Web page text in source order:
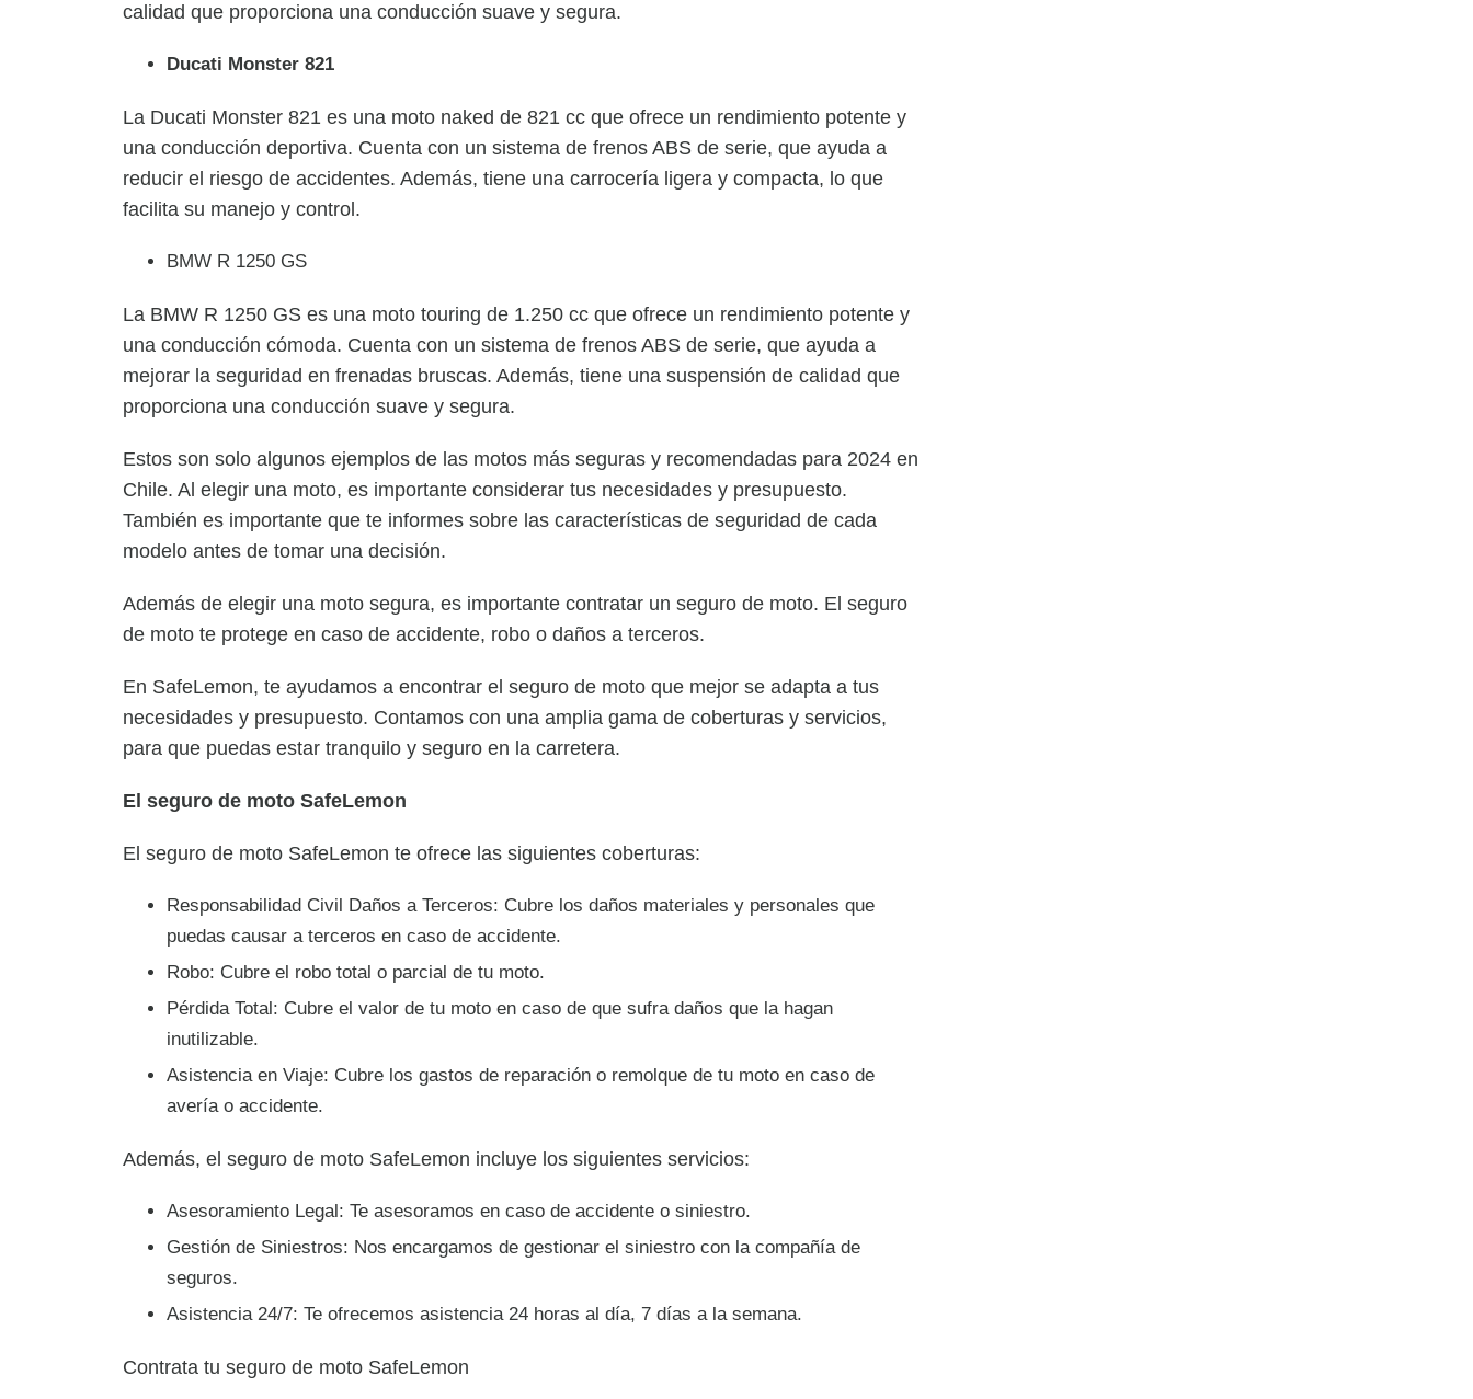
calidad que proporciona una conducción suave y segura.
Ducati Monster 821
La Ducati Monster 821 es una moto naked de 821 cc que ofrece un rendimiento potente y
una conducción deportiva. Cuenta con un sistema de frenos ABS de serie, que ayuda a
reducir el riesgo de accidentes. Además, tiene una carrocería ligera y compacta, lo que
facilita su manejo y control.
BMW R 1250 GS
La BMW R 1250 GS es una moto touring de 1.250 cc que ofrece un rendimiento potente y
una conducción cómoda. Cuenta con un sistema de frenos ABS de serie, que ayuda a
mejorar la seguridad en frenadas bruscas. Además, tiene una suspensión de calidad que
proporciona una conducción suave y segura.
Estos son solo algunos ejemplos de las motos más seguras y recomendadas para 2024 en
Chile. Al elegir una moto, es importante considerar tus necesidades y presupuesto.
También es importante que te informes sobre las características de seguridad de cada
modelo antes de tomar una decisión.
Además de elegir una moto segura, es importante contratar un seguro de moto. El seguro
de moto te protege en caso de accidente, robo o daños a terceros.
En SafeLemon, te ayudamos a encontrar el seguro de moto que mejor se adapta a tus
necesidades y presupuesto. Contamos con una amplia gama de coberturas y servicios,
para que puedas estar tranquilo y seguro en la carretera.
El seguro de moto SafeLemon
El seguro de moto SafeLemon te ofrece las siguientes coberturas:
Responsabilidad Civil Daños a Terceros: Cubre los daños materiales y personales que
puedas causar a terceros en caso de accidente.
Robo: Cubre el robo total o parcial de tu moto.
Pérdida Total: Cubre el valor de tu moto en caso de que sufra daños que la hagan
inutilizable.
Asistencia en Viaje: Cubre los gastos de reparación o remolque de tu moto en caso de
avería o accidente.
Además, el seguro de moto SafeLemon incluye los siguientes servicios:
Asesoramiento Legal: Te asesoramos en caso de accidente o siniestro.
Gestión de Siniestros: Nos encargamos de gestionar el siniestro con la compañía de
seguros.
Asistencia 24/7: Te ofrecemos asistencia 24 horas al día, 7 días a la semana.
Contrata tu seguro de moto SafeLemon